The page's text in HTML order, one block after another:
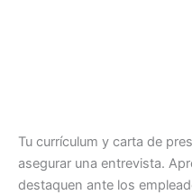
Tu currículum y carta de
asegurar una entrevista.
destaquen ante los